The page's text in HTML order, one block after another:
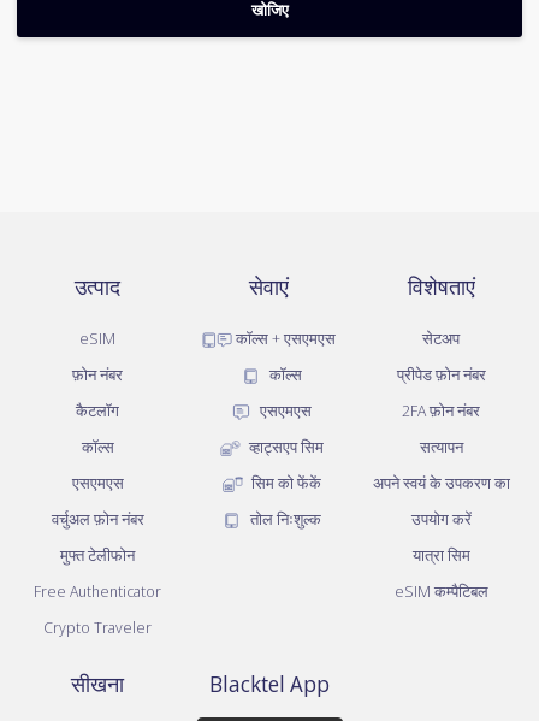
उत्पाद
eSIM
फ़ोन नंबर
कैटलॉग
कॉल्स
एसएमएस
वर्चुअल फ़ोन नंबर
मुफ्त टेलीफोन
Free Authenticator
Crypto Traveler
सेवाएं
कॉल्स + एसएमएस
कॉल्स
एसएमएस
व्हाट्सएप सिम
सिम को फेंकें
तोल निःशुल्क
विशेषताएं
सेटअप
प्रीपेड फ़ोन नंबर
2FA फ़ोन नंबर
सत्यापन
अपने स्वयं के उपकरण का
उपयोग करें
यात्रा सिम
eSIM कम्पैटिबल
सीखना Blacktel App